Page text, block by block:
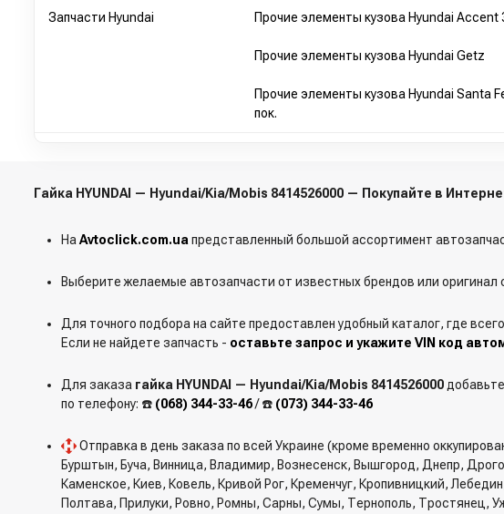
Запчасти Hyundai Прочие элементы кузова Hyundai Accent
Прочие элементы кузова Hyundai Getz
Прочие элементы кузова Hyundai Santa
пок.
Гайка HYUNDAI — Hyundai/Kia/Mobis 8414526000 — Покупайте в
НаAvtoclick.com.uaпредставленный большой ассортимент
Выберите желаемые автозапчасти от известных брендов или
Для точного подбора на сайте предоставлен удобный каталог, где
Если не найдете запчасть - оставьте запрос и укажите VIN код
Для заказа гайка HYUNDAI — Hyundai/Kia/Mobis 8414526000
по телефону: ☎️ (068) 344-33-46/ ☎️ (073) 344-33-46
Отправка в день заказа по всей Украине (кроме временно
Бурштын, Буча, Винница, Владимир, Вознесенск, Вышгород, Днепр,
Каменское, Киев, Ковель, Кривой Рог, Кременчуг, Кропивницкий,
Полтава, Прилуки, Ровно, Ромны, Сарны, Сумы, Тернополь, Тростянец,